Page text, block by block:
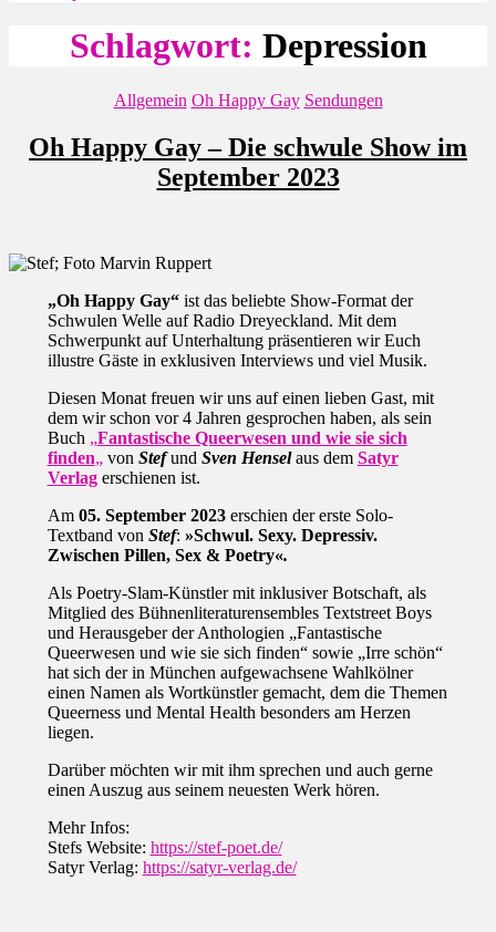
Schlagwort: Depression
Kategorien
Allgemein Oh Happy Gay Sendungen
Oh Happy Gay – Die schwule Show im
September 2023
„Oh Happy Gay“ist das beliebte Show-Format der
Schwulen Welle auf Radio Dreyeckland. Mit dem
Schwerpunkt auf Unterhaltung präsentieren wir Euch
illustre Gäste in exklusiven Interviews und viel Musik.
Diesen Monat freuen wir uns auf einen lieben Gast, mit
dem wir schon vor 4 Jahren gesprochen haben, als sein
Buch „Fantastische Queerwesen und wie sie sich
finden„von Stefund Sven Henselaus dem Satyr
Verlagerschienen ist.
Am 05. September 2023erschien der erste Solo-
Textband von Stef: »Schwul. Sexy. Depressiv.
Zwischen Pillen, Sex & Poetry«.
Als Poetry-Slam-Künstler mit inklusiver Botschaft, als
Mitglied des Bühnenliteraturensembles Textstreet Boys
und Herausgeber der Anthologien „Fantastische
Queerwesen und wie sie sich finden“ sowie „Irre schön“
hat sich der in München aufgewachsene Wahlkölner
einen Namen als Wortkünstler gemacht, dem die Themen
Queerness und Mental Health besonders am Herzen
liegen.
Darüber möchten wir mit ihm sprechen und auch gerne
einen Auszug aus seinem neuesten Werk hören.
Mehr Infos:
Stefs Website: https://stef-poet.de/
Satyr Verlag: https://satyr-verlag.de/